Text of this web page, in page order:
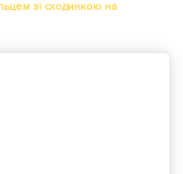
зі сходинкою на